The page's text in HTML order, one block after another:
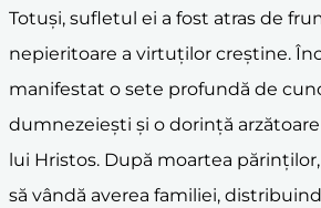
Totuși, sufletul ei a fost atras de
nepieritoare a virtuților creștine.
manifestat o sete profundă de
dumnezeiești și o dorință
lui Hristos. După moartea
să vândă averea familiei,